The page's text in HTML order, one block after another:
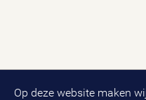
Op deze website maken